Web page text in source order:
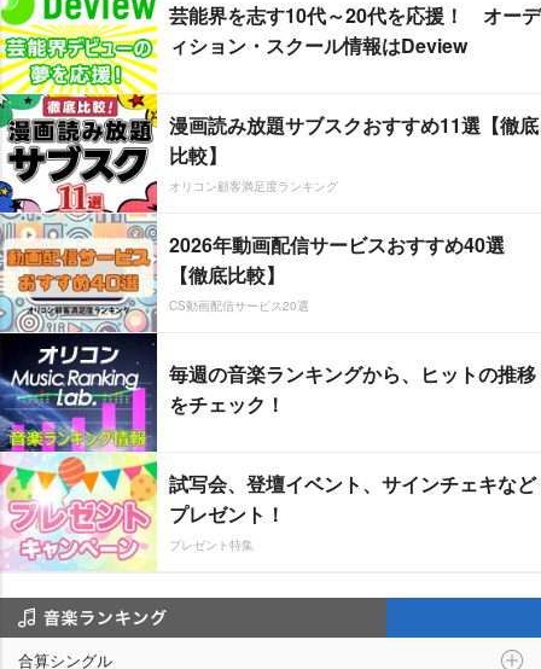
芸能界を志す10代～20代を応援！ オーデ
ィション・スクール情報はDeview
漫画読み放題サブスクおすすめ11選【徹底
比較】
オリコン顧客満足度ランキング
2026年動画配信サービスおすすめ40選
【徹底比較】
CS動画配信サービス20選
毎週の音楽ランキングから、ヒットの推移
をチェック！
試写会、登壇イベント、サインチェキなど
プレゼント！
プレゼント特集
合算シングル